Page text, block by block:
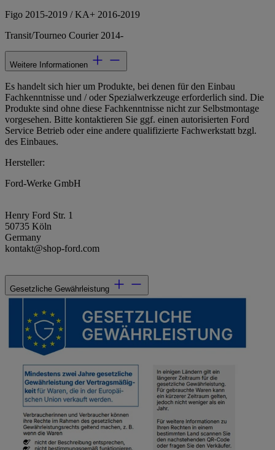
Figo 2015-2019 / KA+ 2016-2019
Transit/Tourneo Courier 2014-
Weitere Informationen
Es handelt sich hier um Produkte, bei denen für den Einbau
Fachkenntnisse und / oder Spezialwerkzeuge erforderlich sind. Die
Produkte sind ohne diese Fachkenntnisse nicht zur Selbstmontage
vorgesehen. Bitte kontaktieren Sie ggf. einen autorisierten Ford
Service Betrieb oder eine andere qualifizierte Fachwerkstatt bzgl.
des Einbaues.
Hersteller:
Ford-Werke GmbH
Henry Ford Str. 1
50735 Köln
Germany
kontakt@shop-ford.com
Gesetzliche Gewährleistung